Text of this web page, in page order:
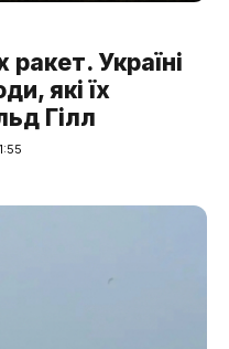
ракет. Україні
які їх
Гілл